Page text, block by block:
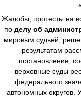
Жалобы, протесты на
по делу об
мировым судьей,
результатам
постановление,
верховные суды
федерального
автономных округов.